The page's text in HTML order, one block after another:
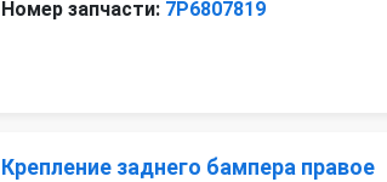
Номер запчасти: 7P6807819
Крепление заднего бампера правое